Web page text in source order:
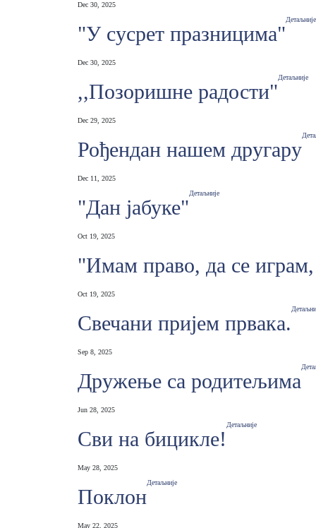
Dec 30, 2025
"У сусрет празницима"
Dec 30, 2025
Детаљније
,,Позоришне радости"
Dec 29, 2025
Детаљније
Рођендан нашем другару
Dec 11, 2025
"Дан јабуке"
Oct 19, 2025
Детаљније
"Имам право, да се
Oct 19, 2025
Свечани пријем првака.
Sep 8, 2025
Дружење са родитељима
Jun 28, 2025
Сви на бицикле!
May 28, 2025
Детаљније
Поклон
May 22, 2025
Детаљније